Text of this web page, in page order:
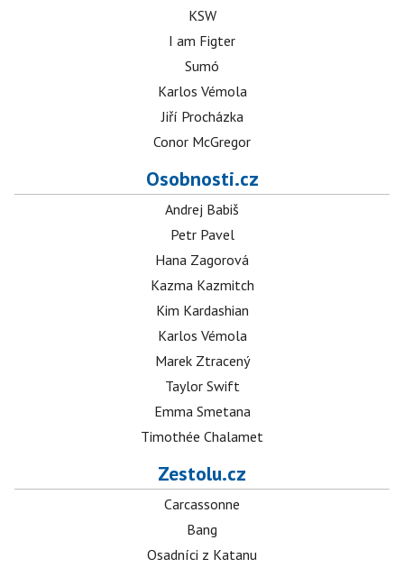
KSW
I am Figter
Sumó
Karlos Vémola
Jiří Procházka
Conor McGregor
Osobnosti.cz
Andrej Babiš
Petr Pavel
Hana Zagorová
Kazma Kazmitch
Kim Kardashian
Karlos Vémola
Marek Ztracený
Taylor Swift
Emma Smetana
Timothée Chalamet
Zestolu.cz
Carcassonne
Bang
Osadníci z Katanu